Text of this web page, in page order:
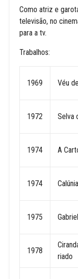
Como atriz e
televisão, no
para a tv.
Trabalhos:
1969 Véu
1972 Selva
1974 A
1974 Calúnia
1975
1978
riado